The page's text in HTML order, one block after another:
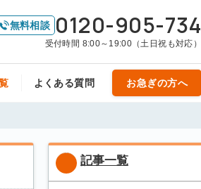
無料相談 0120-905-734
受付時間 8:00～19:00（土日祝も対応）
よくある質問 お急ぎの方へ
記事一覧